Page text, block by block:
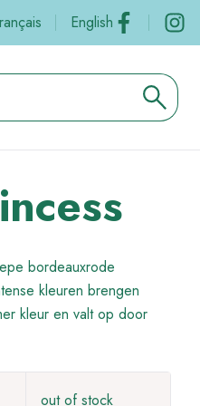
English Social
bordeauxrode
kleuren brengen
kleur en valt op door
out of stock